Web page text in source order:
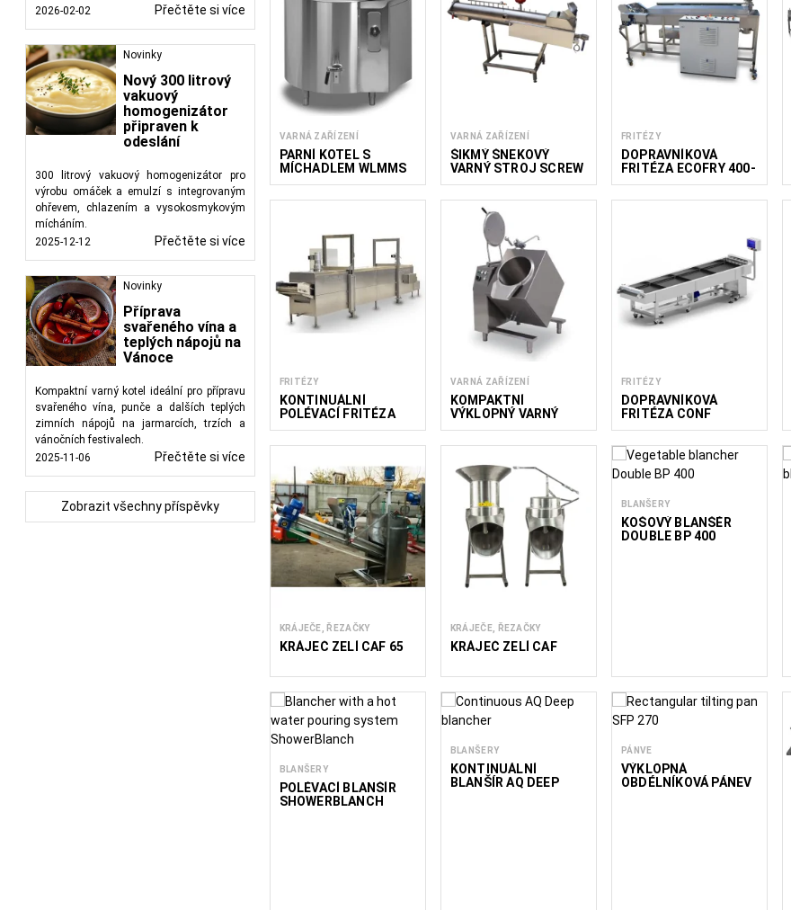
2026-02-02
Přečtěte si více
Novinky
Nový 300 litrový
vakuový
homogenizátor
připraven k
odeslání
300 litrový vakuový homogenizátor pro
výrobu omáček a emulzí s integrovaným
ohřevem, chlazením a vysokosmykovým
mícháním.
2025-12-12
Přečtěte si více
Novinky
Příprava
svařeného vína a
teplých nápojů na
Vánoce
Kompaktní varný kotel ideální pro přípravu
svařeného vína, punče a dalších teplých
zimních nápojů na jarmarcích, trzích a
vánočních festivalech.
2025-11-06
Přečtěte si více
Zobrazit všechny příspěvky
VARNÁ ZAŘÍZENÍ
PARNÍ KOTEL S
MÍCHADLEM WLMMS
VARNÁ ZAŘÍZENÍ
ŠIKMÝ ŠNEKOVÝ
VARNÝ STROJ SCREW
I
FRITÉZY
DOPRAVNÍKOVÁ
FRITÉZA ECOFRY 400-
1500
FRITÉZY
KONTINUÁLNÍ
POLÉVACÍ FRITÉZA
COMBI FRY 600/2000
VARNÁ ZAŘÍZENÍ
KOMPAKTNÍ
VÝKLOPNÝ VARNÝ
KOTEL SBP
FRITÉZY
DOPRAVNÍKOVÁ
FRITÉZA CONF
600/3000
KRÁJEČE, ŘEZAČKY
KRÁJEČ ZELÍ CAF 65
KRÁJEČE, ŘEZAČKY
KRÁJEČ ZELÍ CAF
BLANŠERY
KOŠOVÝ BLANŠÉR
DOUBLE BP 400
BLANŠERY
POLÉVACÍ BLANŠÍR
SHOWERBLANCH
BLANŠERY
KONTINUÁLNÍ
BLANŠÍR AQ DEEP
PÁNVE
VÝKLOPNÁ
OBDÉLNÍKOVÁ PÁNEV